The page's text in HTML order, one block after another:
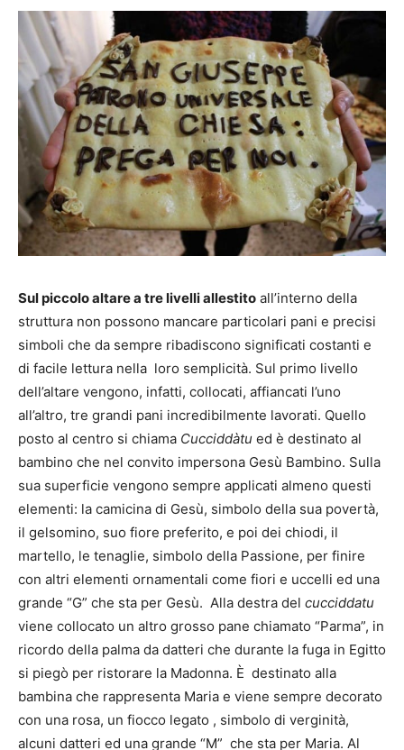
Sul piccolo altare a tre livelli allestito all’interno della
struttura non possono mancare particolari pani e precisi
simboli che da sempre ribadiscono significati costanti e
di facile lettura nella loro semplicità. Sul primo livello
dell’altare vengono, infatti, collocati, affiancati l’uno
all’altro, tre grandi pani incredibilmente lavorati. Quello
posto al centro si chiama Cucciddàtu ed è destinato al
bambino che nel convito impersona Gesù Bambino. Sulla
sua superficie vengono sempre applicati almeno questi
elementi: la camicina di Gesù, simbolo della sua povertà,
il gelsomino, suo fiore preferito, e poi dei chiodi, il
martello, le tenaglie, simbolo della Passione, per finire
con altri elementi ornamentali come fiori e uccelli ed una
grande “G” che sta per Gesù. Alla destra del cucciddatu
viene collocato un altro grosso pane chiamato “Parma”, in
ricordo della palma da datteri che durante la fuga in Egitto
si piegò per ristorare la Madonna. È destinato alla
bambina che rappresenta Maria e viene sempre decorato
con una rosa, un fiocco legato , simbolo di verginità,
alcuni datteri ed una grande “M” che sta per Maria. Al